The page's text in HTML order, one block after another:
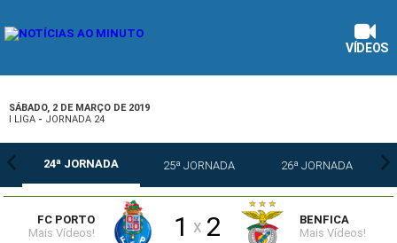
VÍDEOS
SÁBADO, 2 DE MARÇO DE 2019
I LIGA - JORNADA 24
24ª JORNADA 25ª JORNADA 26ª JORNADA
FC PORTO
Mais Vídeos!
1 x 2
BENFICA
Mais Vídeos!